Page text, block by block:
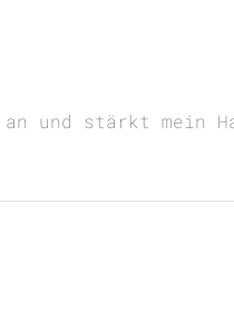
und stärkt mein